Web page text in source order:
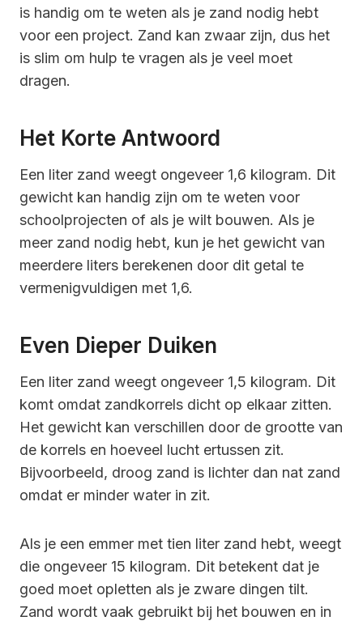
is handig om te weten als je zand nodig hebt
voor een project. Zand kan zwaar zijn, dus het
is slim om hulp te vragen als je veel moet
dragen.
Het Korte Antwoord
Een liter zand weegt ongeveer 1,6 kilogram. Dit
gewicht kan handig zijn om te weten voor
schoolprojecten of als je wilt bouwen. Als je
meer zand nodig hebt, kun je het gewicht van
meerdere liters berekenen door dit getal te
vermenigvuldigen met 1,6.
Even Dieper Duiken
Een liter zand weegt ongeveer 1,5 kilogram. Dit
komt omdat zandkorrels dicht op elkaar zitten.
Het gewicht kan verschillen door de grootte van
de korrels en hoeveel lucht ertussen zit.
Bijvoorbeeld, droog zand is lichter dan nat zand
omdat er minder water in zit.
Als je een emmer met tien liter zand hebt, weegt
die ongeveer 15 kilogram. Dit betekent dat je
goed moet opletten als je zware dingen tilt.
Zand wordt vaak gebruikt bij het bouwen en in